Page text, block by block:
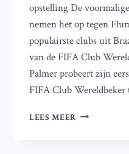
opstelling De
nemen het op tegen
populairste clubs uit
van de FIFA Club
Palmer probeert zijn
FIFA Club
LEES MEER CHELSEA